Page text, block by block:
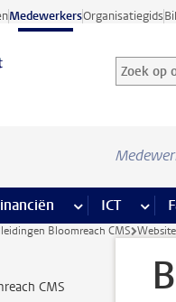
MedewerkersOrganisatiegids
Zoek op
Zoekterm
pagina’s meer Financiën
ICT meer
Bloomreach CMS
CMS